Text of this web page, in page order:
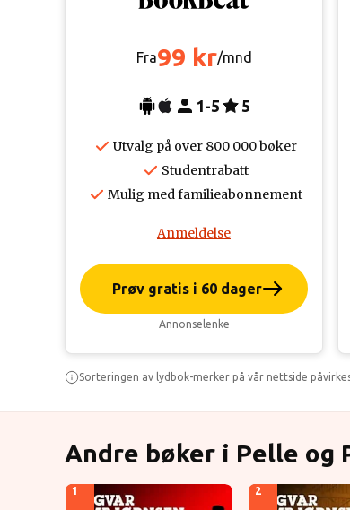
Fra99 kr/mnd
1-5 5
Utvalg på over 800 000 bøker
Studentrabatt
Mulig med familieabonnement
Anmeldelse
Prøv gratis i 60 dager
Annonselenke
Sorteringen av lydbok-merker på vår nettside
Andre bøker i Pelle og
1 2